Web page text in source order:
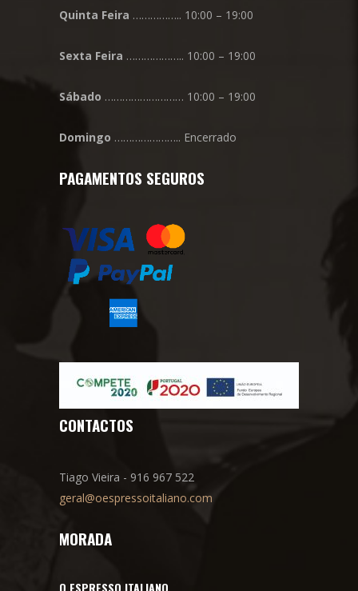
Quinta Feira …………….. 10:00 – 19:00
Sexta Feira ……………….. 10:00 – 19:00
Sábado ……………………… 10:00 – 19:00
Domingo ………………….. Encerrado
PAGAMENTOS SEGUROS
CONTACTOS
Tiago Vieira - 916 967 522
geral@oespressoitaliano.com
MORADA
O ESPRESSO ITALIANO